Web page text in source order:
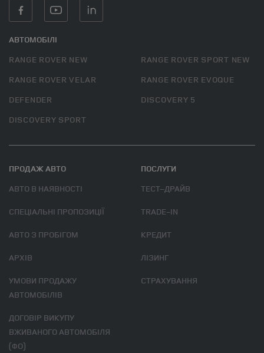
АВТОМОБІЛІ
RANGE ROVER NEW
RANGE ROVER SPORT NEW
RANGE ROVER VELAR
RANGE ROVER EVOQUE
DEFENDER
DISCOVERY 5
DISCOVERY SPORT
ПРОДАЖ АВТО
АВТО В НАЯВНОСТІ
СПЕЦІАЛЬНІ ПРОПОЗИЦІЇ
АВТО З ПРОБІГОМ
АРХІВ
УМОВИ ПРОДАЖУ
АВТОМОБІЛІВ
ДОГОВІР ВИКУПУ
ВЖИВАНОГО АВТОМОБІЛЯ
(ФО)
ПОСЛУГИ
ТЕСТ–ДРАЙВ
TRADE-IN
КРЕДИТ
ЛІЗИНГ
СТРАХУВАННЯ